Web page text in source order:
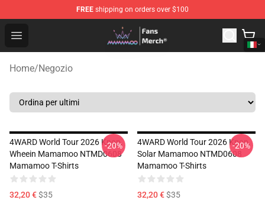
FREE shipping on orders over $100
Open menu
Mamamoo Store - Official Mamamoo Merchandise Shop
Home/Negozio
4WARD World Tour 2026 Kpop,
Wheein Mamamoo NTMD0608
Mamamoo T-Shirts
32,20 €$35
-20%
4WARD World Tour 2026 Kpop,
Solar Mamamoo NTMD0608
Mamamoo T-Shirts
32,20 €$35
-20%